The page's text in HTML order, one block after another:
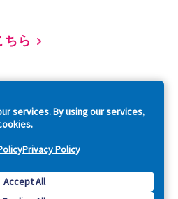
services. By using our services,
Privacy Policy
Accept All
ちら
Inc. All Rights Reserved.